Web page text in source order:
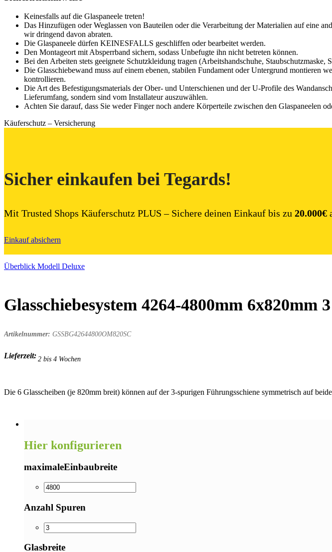
Keinesfalls auf die Glaspaneele treten!
Das Hinzufügen oder Weglassen von Bauteilen oder die Verarbeitung der Materialien auf eine
wir dringend davon abraten.
Die Glaspaneele dürfen KEINESFALLS geschliffen oder bearbeitet werden.
Den Montageort mit Absperrband sichern, sodass Unbefugte ihn nicht betreten können.
Bei den Arbeiten stets geeignete Schutzkleidung tragen (Arbeitshandschuhe, Staubschutzmaske,
Die Glasschiebewand muss auf einem ebenen, stabilen Fundament oder Untergrund montieren
kontrollieren.
Die Art des Befestigungsmaterials der Ober- und Unterschienen und der U-Profile des
Lieferumfang, sondern sind vom Installateur auszuwählen.
Achten Sie darauf, dass Sie weder Finger noch andere Körperteile zwischen den Glaspaneelen
Käuferschutz – Versicherung
Sicher einkaufen bei Tegards!
Mit Trusted Shops Käuferschutz PLUS – Sichere deinen Einkauf bis zu 20.000€
Einkauf absichern
Überblick Modell Deluxe
Glasschiebesystem 4264-4800mm 6x820mm
Artikelnummer: GSSBG42644800OM820SC
Lieferzeit: 2 bis 4 Wochen
Die 6 Glasscheiben (je 820mm breit) können auf der 3-spurigen Führungsschiene symmetrisch auf
Hier konfigurieren
maximaleEinbaubreite
Anzahl Spuren
Glasbreite